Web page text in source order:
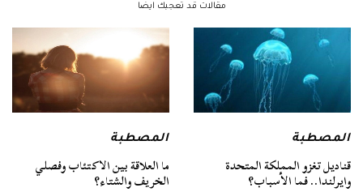
مقالات قد تعجبك ايضا
المصطبة
قناديل تغزو المملكة المتحدة
وايرلندا.. فما الأسباب؟
المصطبة
ما العلاقة بين الاكتئاب وفصلي
الخريف والشتاء؟